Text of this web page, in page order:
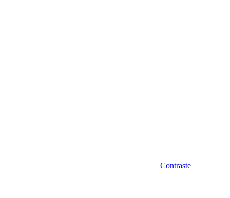
Contraste